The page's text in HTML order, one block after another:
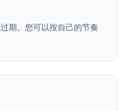
期。您可以按自己的节奏